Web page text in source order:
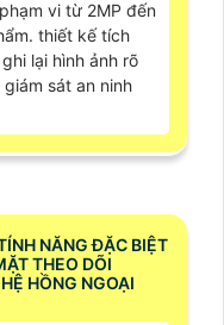
vi từ 2MP đến
thiết kế tích
lại hình ảnh rõ
sát an ninh
NĂNG ĐẶC BIỆT
THEO DÕI
HỒNG NGOẠI